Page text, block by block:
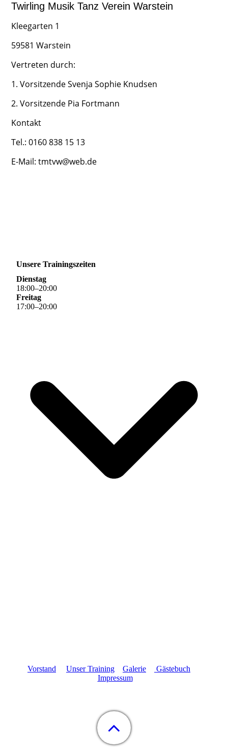
Twirling Musik Tanz Verein Warstein
Kleegarten 1
59581 Warstein
Vertreten durch:
1. Vorsitzende Svenja Sophie Knudsen
2. Vorsitzende Pia Fortmann
Kontakt
Tel.: 0160 838 15 13
E-Mail: tmtvw@web.de
Unsere Trainingszeiten
Dienstag
18:00–20:00
Freitag
17:00–20:00
Vorstand Unser Training Galerie
Gästebuch
Impressum